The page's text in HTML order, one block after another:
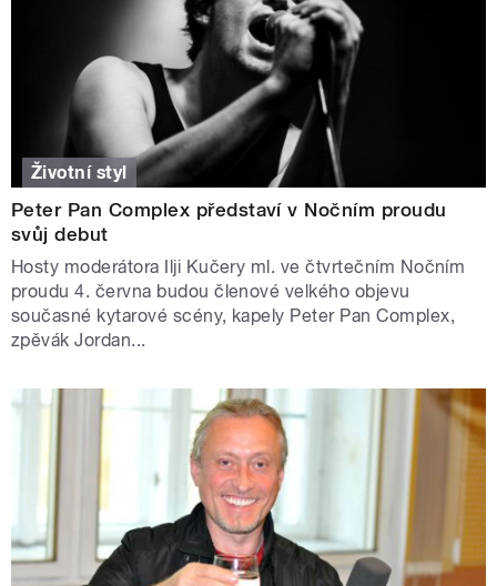
Životní styl
Peter Pan Complex představí v Nočním proudu
svůj debut
Hosty moderátora Ilji Kučery ml. ve čtvrtečním Nočním
proudu 4. června budou členové velkého objevu
současné kytarové scény, kapely Peter Pan Complex,
zpěvák Jordan...